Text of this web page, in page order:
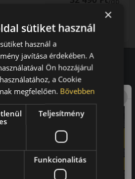
db KOSÁRBA
vélemények
97.76%
ismerősének ezt a boltot.
vélemény alapján
×
sütiket használ
használ a
javítása érdekében. A
Ön hozzájárul
a Cookie
megfelelően. Bővebben
Teljesítmény
Funkcionalitás